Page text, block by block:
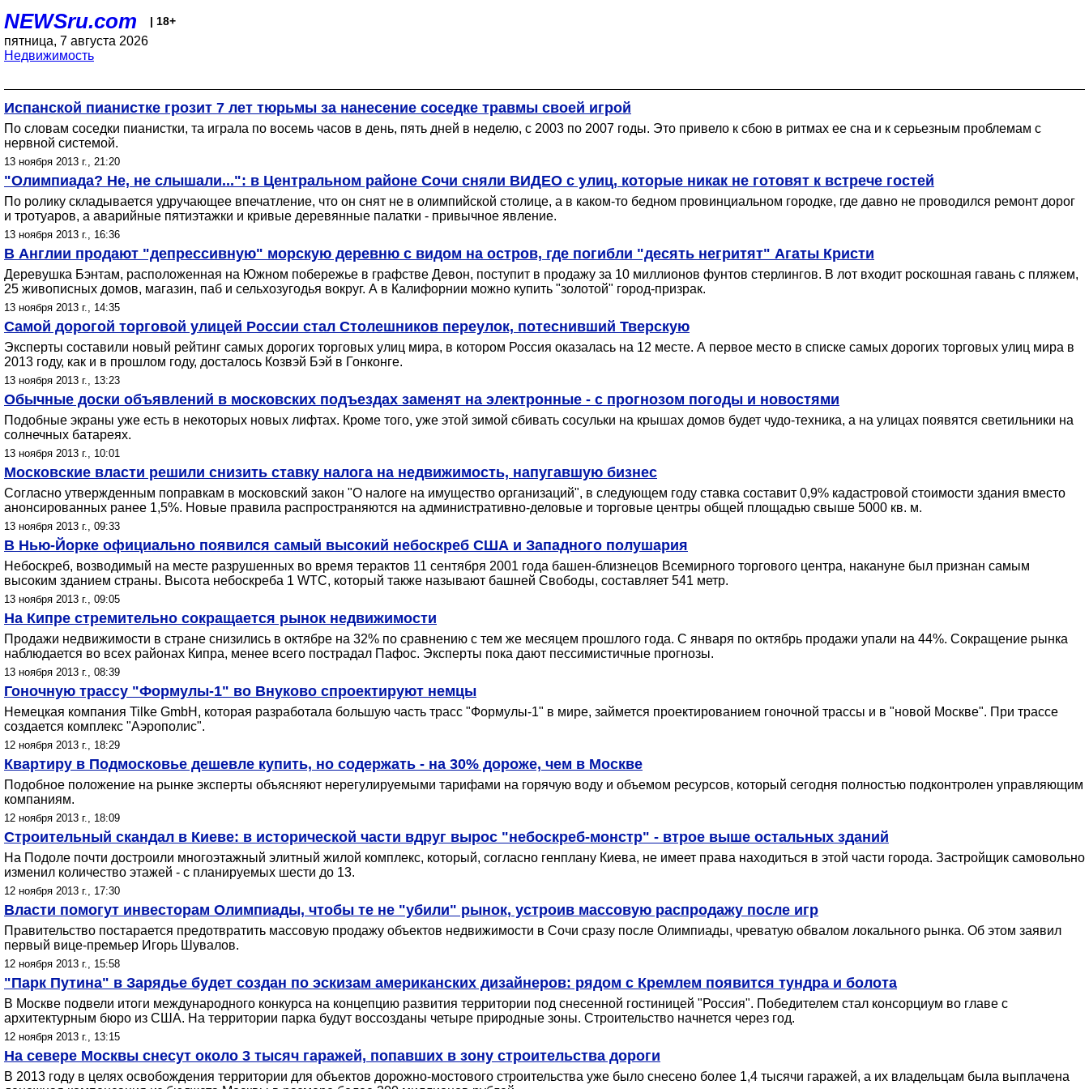
NEWSru.com | 18+
пятница, 7 августа 2026
Недвижимость
Испанской пианистке грозит 7 лет тюрьмы за нанесение соседке травмы своей игрой
По словам соседки пианистки, та играла по восемь часов в день, пять дней в неделю, с 2003 по 2007 годы. Это привело к сбою в ритмах ее сна и к серьезным проблемам с
нервной системой.
13 ноября 2013 г., 21:20
"Олимпиада? Не, не слышали...": в Центральном районе Сочи сняли ВИДЕО с улиц, которые никак не готовят к встрече гостей
По ролику складывается удручающее впечатление, что он снят не в олимпийской столице, а в каком-то бедном провинциальном городке, где давно не проводился ремонт дорог
и тротуаров, а аварийные пятиэтажки и кривые деревянные палатки - привычное явление.
13 ноября 2013 г., 16:36
В Англии продают "депрессивную" морскую деревню с видом на остров, где погибли "десять негритят" Агаты Кристи
Деревушка Бэнтам, расположенная на Южном побережье в графстве Девон, поступит в продажу за 10 миллионов фунтов стерлингов. В лот входит роскошная гавань с пляжем,
25 живописных домов, магазин, паб и сельхозугодья вокруг. А в Калифорнии можно купить "золотой" город-призрак.
13 ноября 2013 г., 14:35
Самой дорогой торговой улицей России стал Столешников переулок, потеснивший Тверскую
Эксперты составили новый рейтинг самых дорогих торговых улиц мира, в котором Россия оказалась на 12 месте. А первое место в списке самых дорогих торговых улиц мира в
2013 году, как и в прошлом году, досталось Козвэй Бэй в Гонконге.
13 ноября 2013 г., 13:23
Обычные доски объявлений в московских подъездах заменят на электронные - с прогнозом погоды и новостями
Подобные экраны уже есть в некоторых новых лифтах. Кроме того, уже этой зимой сбивать сосульки на крышах домов будет чудо-техника, а на улицах появятся светильники на
солнечных батареях.
13 ноября 2013 г., 10:01
Московские власти решили снизить ставку налога на недвижимость, напугавшую бизнес
Согласно утвержденным поправкам в московский закон "О налоге на имущество организаций", в следующем году ставка составит 0,9% кадастровой стоимости здания вместо
анонсированных ранее 1,5%. Новые правила распространяются на административно-деловые и торговые центры общей площадью свыше 5000 кв. м.
13 ноября 2013 г., 09:33
В Нью-Йорке официально появился самый высокий небоскреб США и Западного полушария
Небоскреб, возводимый на месте разрушенных во время терактов 11 сентября 2001 года башен-близнецов Всемирного торгового центра, накануне был признан самым
высоким зданием страны. Высота небоскреба 1 WTC, который также называют башней Свободы, составляет 541 метр.
13 ноября 2013 г., 09:05
На Кипре стремительно сокращается рынок недвижимости
Продажи недвижимости в стране снизились в октябре на 32% по сравнению с тем же месяцем прошлого года. С января по октябрь продажи упали на 44%. Сокращение рынка
наблюдается во всех районах Кипра, менее всего пострадал Пафос. Эксперты пока дают пессимистичные прогнозы.
13 ноября 2013 г., 08:39
Гоночную трассу "Формулы-1" во Внуково спроектируют немцы
Немецкая компания Tilke GmbH, которая разработала большую часть трасс "Формулы-1" в мире, займется проектированием гоночной трассы и в "новой Москве". При трассе
создается комплекс "Аэрополис".
12 ноября 2013 г., 18:29
Квартиру в Подмосковье дешевле купить, но содержать - на 30% дороже, чем в Москве
Подобное положение на рынке эксперты объясняют нерегулируемыми тарифами на горячую воду и объемом ресурсов, который сегодня полностью подконтролен управляющим
компаниям.
12 ноября 2013 г., 18:09
Строительный скандал в Киеве: в исторической части вдруг вырос "небоскреб-монстр" - втрое выше остальных зданий
На Подоле почти достроили многоэтажный элитный жилой комплекс, который, согласно генплану Киева, не имеет права находиться в этой части города. Застройщик самовольно
изменил количество этажей - с планируемых шести до 13.
12 ноября 2013 г., 17:30
Власти помогут инвесторам Олимпиады, чтобы те не "убили" рынок, устроив массовую распродажу после игр
Правительство постарается предотвратить массовую продажу объектов недвижимости в Сочи сразу после Олимпиады, чреватую обвалом локального рынка. Об этом заявил
первый вице-премьер Игорь Шувалов.
12 ноября 2013 г., 15:58
"Парк Путина" в Зарядье будет создан по эскизам американских дизайнеров: рядом с Кремлем появится тундра и болота
В Москве подвели итоги международного конкурса на концепцию развития территории под снесенной гостиницей "Россия". Победителем стал консорциум во главе с
архитектурным бюро из США. На территории парка будут воссозданы четыре природные зоны. Строительство начнется через год.
12 ноября 2013 г., 13:15
На севере Москвы снесут около 3 тысяч гаражей, попавших в зону строительства дороги
В 2013 году в целях освобождения территории для объектов дорожно-мостового строительства уже было снесено более 1,4 тысячи гаражей, а их владельцам была выплачена